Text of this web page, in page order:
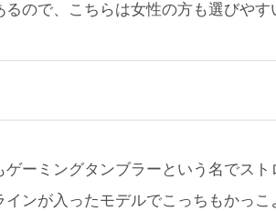
ので、こちらは女性の方も選びやす
ーミングタンブラーという名でスト
ンが入ったモデルでこっちもかっこ